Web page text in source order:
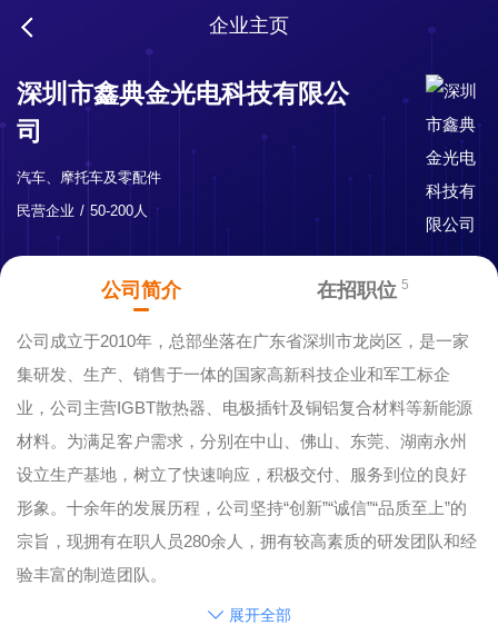
企业主页
深圳市鑫典金光电科技有限公
司
汽车、摩托车及零配件
民营企业
50-200人
公司简介 在招职位 5
公司成立于2010年，总部坐落在广东省深圳市龙岗区，是一家
集研发、生产、销售于一体的国家高新科技企业和军工标企
业，公司主营IGBT散热器、电极插针及铜铝复合材料等新能源
材料。为满足客户需求，分别在中山、佛山、东莞、湖南永州
设立生产基地，树立了快速响应，积极交付、服务到位的良好
形象。十余年的发展历程，公司坚持“创新”“诚信”“品质至上”的
宗旨，现拥有在职人员280余人，拥有较高素质的研发团队和经
验丰富的制造团队。
公司依托自身努力，已将冷镦技术成为行业领先，产品领域涉
展开全部